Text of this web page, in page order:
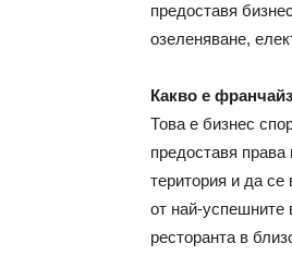
предоставя
озеленяване,
Какво е
Това е бизнес
предоставя
територия и да се
от най-успешните
ресторанта в